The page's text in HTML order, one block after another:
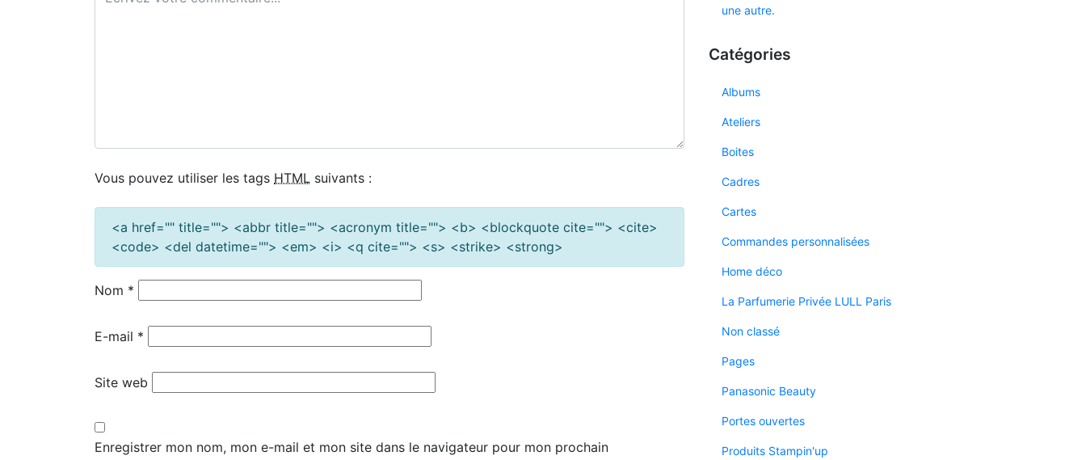
Vous pouvez utiliser les tags HTML suivants :
<a href="" title=""> <abbr title=""> <acronym title=""> <b> <blockquote cite=""> <cite>
<code> <del datetime=""> <em> <i> <q cite=""> <s> <strike> <strong>
Nom *
E-mail *
Site web
Enregistrer mon nom, mon e-mail et mon site dans le navigateur pour mon prochain
une autre.
Catégories
Albums
Ateliers
Boites
Cadres
Cartes
Commandes personnalisées
Home déco
La Parfumerie Privée LULL Paris
Non classé
Pages
Panasonic Beauty
Portes ouvertes
Produits Stampin'up